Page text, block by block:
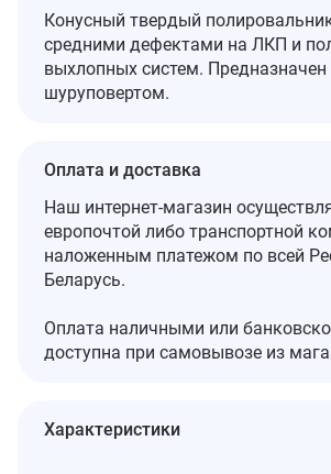
Конусный твердый
средними дефектами на ЛКП и
выхлопных систем.
шуруповертом.
Оплата и доставка
Наш интернет-магазин
европочтой либо транспортной
наложенным платежом по всей
Беларусь.
Оплата наличными или
доступна при самовывозе из
Характеристики